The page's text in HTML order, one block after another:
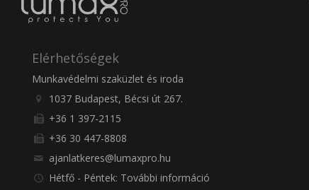
Elérhetőségek
Munkavédelmi szaküzlet és iroda
1037 Budapest, Bécsi út 267.
+36 1 397-2115
+36 30 447-8808
ajanlatkeres@lumaxpro.hu
Hétfő - Péntek: További információ